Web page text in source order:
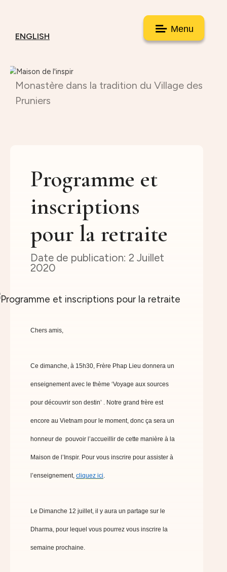
Menu
ENGLISH
Monastère dans la tradition du Village des
Pruniers
Programme et
inscriptions
pour la retraite
2 Juillet
2020
Chers amis,
Ce dimanche, à 15h30, Frère Phap Lieu donnera un
enseignement avec le thème ‘Voyage aux sources
pour découvrir son destin’ . Notre grand frère est
encore au Vietnam pour le moment, donc ça sera un
honneur de pouvoir l’accueillir de cette manière à la
Maison de l’Inspir. Pour vous inscrire pour assister à
l’enseignement, cliquez ici.
Le Dimanche 12 juillet, il y aura un partage sur le
Dharma, pour lequel vous pourrez vous inscrire la
semaine prochaine.